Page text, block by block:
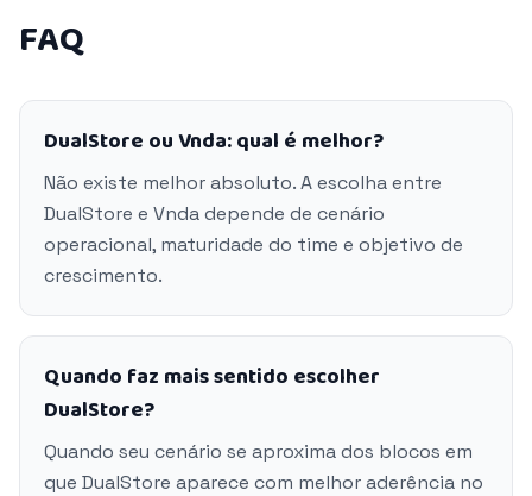
FAQ
DualStore ou Vnda: qual é melhor?
Não existe melhor absoluto. A escolha entre
DualStore e Vnda depende de cenário
operacional, maturidade do time e objetivo de
crescimento.
Quando faz mais sentido escolher
DualStore?
Quando seu cenário se aproxima dos blocos em
que DualStore aparece com melhor aderência no